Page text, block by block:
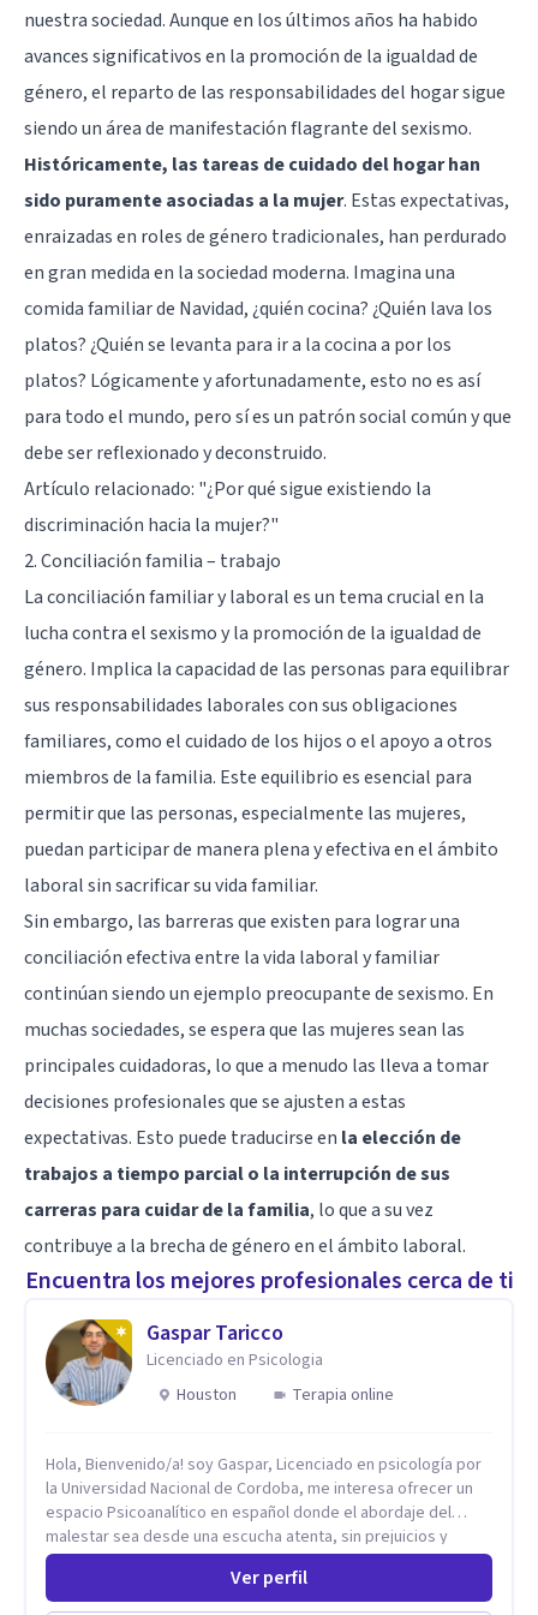
nuestra sociedad. Aunque en los últimos años ha habido
avances significativos en la promoción de la igualdad de
género, el reparto de las responsabilidades del hogar sigue
siendo un área de manifestación flagrante del sexismo.
Históricamente, las tareas de cuidado del hogar han
sido puramente asociadas a la mujer. Estas expectativas,
enraizadas en roles de género tradicionales, han perdurado
en gran medida en la sociedad moderna. Imagina una
comida familiar de Navidad, ¿quién cocina? ¿Quién lava los
platos? ¿Quién se levanta para ir a la cocina a por los
platos? Lógicamente y afortunadamente, esto no es así
para todo el mundo, pero sí es un patrón social común y que
debe ser reflexionado y deconstruido.
Artículo relacionado: "¿Por qué sigue existiendo la
discriminación hacia la mujer?"
2. Conciliación familia – trabajo
La conciliación familiar y laboral es un tema crucial en la
lucha contra el sexismo y la promoción de la igualdad de
género. Implica la capacidad de las personas para equilibrar
sus responsabilidades laborales con sus obligaciones
familiares, como el cuidado de los hijos o el apoyo a otros
miembros de la familia. Este equilibrio es esencial para
permitir que las personas, especialmente las mujeres,
puedan participar de manera plena y efectiva en el ámbito
laboral sin sacrificar su vida familiar.
Sin embargo, las barreras que existen para lograr una
conciliación efectiva entre la vida laboral y familiar
continúan siendo un ejemplo preocupante de sexismo. En
muchas sociedades, se espera que las mujeres sean las
principales cuidadoras, lo que a menudo las lleva a tomar
decisiones profesionales que se ajusten a estas
expectativas. Esto puede traducirse en la elección de
trabajos a tiempo parcial o la interrupción de sus
carreras para cuidar de la familia, lo que a su vez
contribuye a la brecha de género en el ámbito laboral.
Encuentra los mejores profesionales cerca de ti
Gaspar Taricco
Licenciado en Psicologia
Houston
Terapia online
Hola, Bienvenido/a! soy Gaspar, Licenciado en psicología por
la Universidad Nacional de Cordoba, me interesa ofrecer un
espacio Psicoanalítico en español donde el abordaje del
malestar sea desde una escucha atenta, sin prejuicios y
rescatando lo singular de cada caso, sin caer en etiquetas.
Considero que todas las personas en algún momento pueden
sufrir y cada una por cuestiones particulares, es en mi
Ver perfil